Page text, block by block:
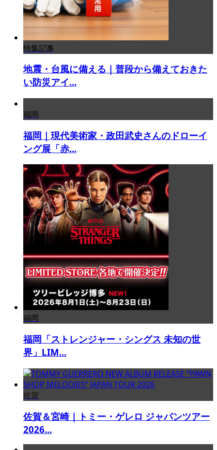
特集記事
地震・台風に備える｜普段から備えておきた
い防災アイ...
福岡
福岡｜現代美術家・政田武史さんのドローイ
ング展「赤...
福岡
福岡「ストレンジャー・シングス 未知の世
界」LIM...
佐賀
佐賀＆宮崎｜トミー・ゲレロ ジャパンツアー
2026...